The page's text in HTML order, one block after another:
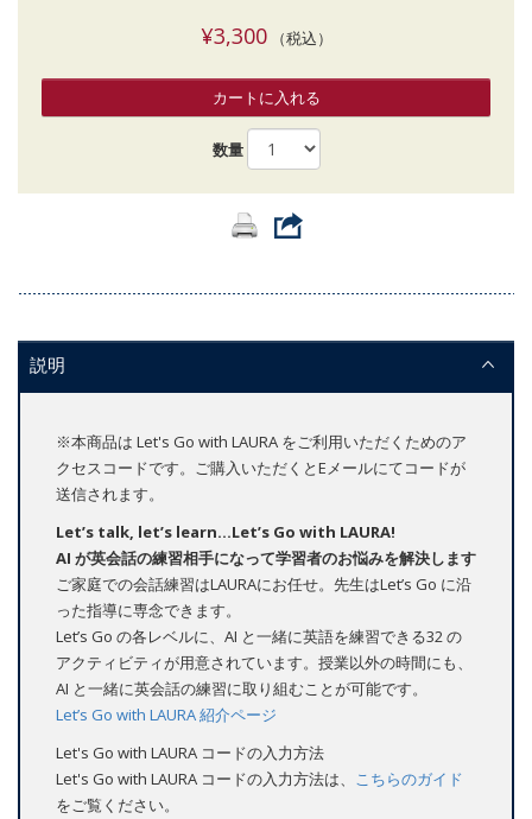
¥3,300（税込）
カートに入れる
数量
説明
※本商品は Let's Go with LAURA をご利用いただくためのア
クセスコードです。ご購入いただくとEメールにてコードが
送信されます。
Let’s talk, let’s learn...Let’s Go with LAURA!
AI が英会話の練習相手になって学習者のお悩みを解決します
ご家庭での会話練習はLAURAにお任せ。先生はLet’s Go に沿
った指導に専念できます。
Let’s Go の各レベルに、AI と一緒に英語を練習できる32 の
アクティビティが用意されています。授業以外の時間にも、
AI と一緒に英会話の練習に取り組むことが可能です。
Let’s Go with LAURA 紹介ページ
Let's Go with LAURA コードの入力方法
Let's Go with LAURA コードの入力方法は、 こちらのガイド
をご覧ください。